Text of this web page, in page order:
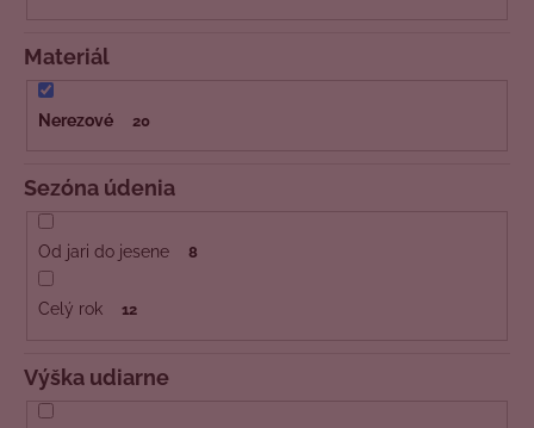
Materiál
Nerezové 20
Sezóna údenia
Od jari do jesene 8
Celý rok 12
Výška udiarne